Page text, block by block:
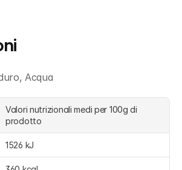
Acqua
Valori nutrizionali medi per 100g di
prodotto
1526 kJ